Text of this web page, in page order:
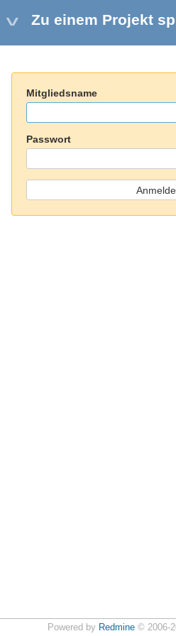
Zu einem Projekt
Mitgliedsname
Passwort
Powered by Redmine© 2006-